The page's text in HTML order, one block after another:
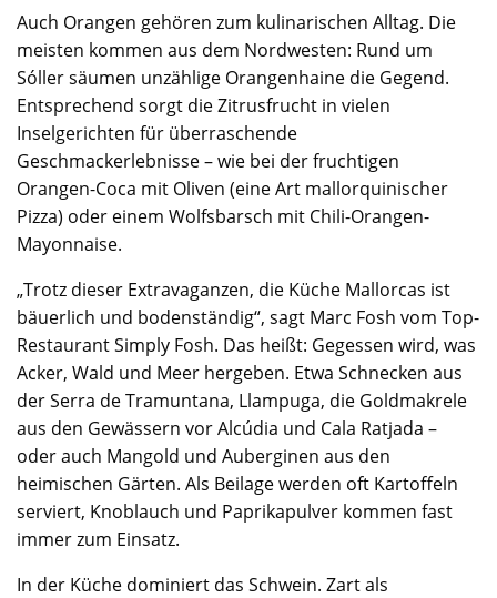
Auch Orangen gehören zum kulinarischen Alltag. Die
meisten kommen aus dem Nordwesten: Rund um
Sóller säumen unzählige Orangenhaine die Gegend.
Entsprechend sorgt die Zitrusfrucht in vielen
Inselgerichten für überraschende
Geschmackerlebnisse – wie bei der fruchtigen
Orangen-Coca mit Oliven (eine Art mallorquinischer
Pizza) oder einem Wolfsbarsch mit Chili-Orangen-
Mayonnaise.
„Trotz dieser Extravaganzen, die Küche Mallorcas ist
bäuerlich und bodenständig“, sagt Marc Fosh vom Top-
Restaurant Simply Fosh. Das heißt: Gegessen wird, was
Acker, Wald und Meer hergeben. Etwa Schnecken aus
der Serra de Tramuntana, Llampuga, die Goldmakrele
aus den Gewässern vor Alcúdia und Cala Ratjada –
oder auch Mangold und Auberginen aus den
heimischen Gärten. Als Beilage werden oft Kartoffeln
serviert, Knoblauch und Paprikapulver kommen fast
immer zum Einsatz.
In der Küche dominiert das Schwein. Zart als